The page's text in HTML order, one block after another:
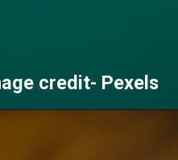
credit- Pexels